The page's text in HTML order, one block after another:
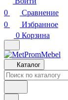
0
Сравнение
0
Избранное
0 Корзина
Каталог